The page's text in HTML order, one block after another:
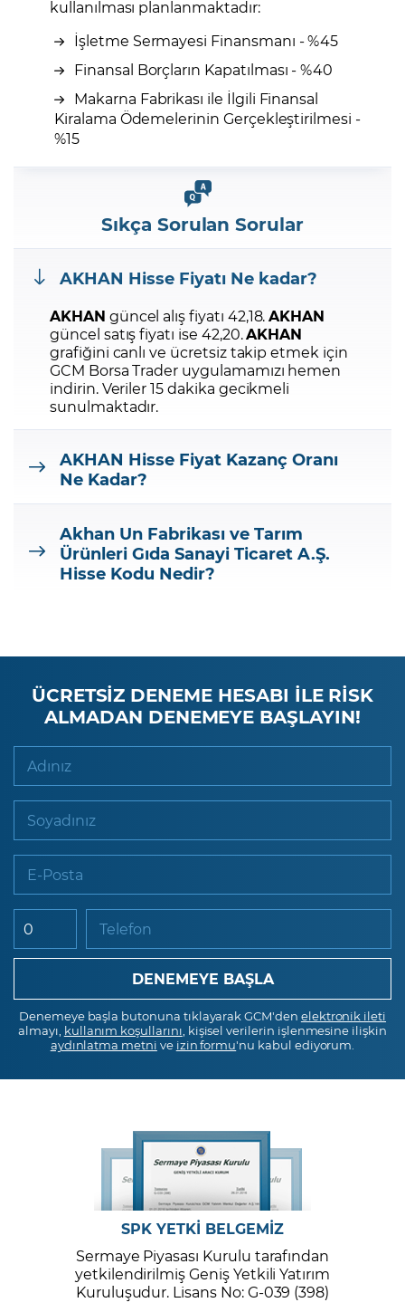
kullanılması planlanmaktadır:
İşletme Sermayesi Finansmanı - %45
Finansal Borçların Kapatılması - %40
Makarna Fabrikası ile İlgili Finansal
Kiralama Ödemelerinin Gerçekleştirilmesi -
%15
Sıkça Sorulan Sorular
AKHAN Hisse Fiyatı Ne kadar?
AKHAN güncel alış fiyatı 42,18.AKHAN
güncel satış fiyatı ise 42,20.AKHAN
grafiğini canlı ve ücretsiz takip etmek için
GCM Borsa Trader uygulamamızı hemen
indirin.Veriler 15 dakika gecikmeli
sunulmaktadır.
AKHAN Hisse Fiyat Kazanç Oranı
Ne Kadar?
Akhan Un Fabrikası ve Tarım
Ürünleri Gıda Sanayi Ticaret A.Ş.
Hisse Kodu Nedir?
ÜCRETSİZ DENEME HESABI İLE RİSK
ALMADAN DENEMEYE BAŞLAYIN!
Adınız
Soyadınız
E-Posta
Telefon
Denemeye başla butonuna tıklayarak GCM'den elektronik ileti
almayı, kullanım koşullarını , kişisel verilerin işlenmesine ilişkin
aydınlatma metni ve izin formu'nu kabul ediyorum.
SPK YETKİ BELGEMİZ
Sermaye Piyasası Kurulu tarafından
yetkilendirilmiş Geniş Yetkili Yatırım
Kuruluşudur. Lisans No: G-039 (398)